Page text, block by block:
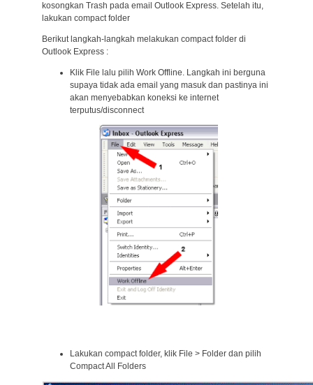
kosongkan Trash pada email Outlook Express. Setelah itu,
lakukan compact folder
Berikut langkah-langkah melakukan compact folder di
Outlook Express :
Klik File lalu pilih Work Offline. Langkah ini berguna
supaya tidak ada email yang masuk dan pastinya ini
akan menyebabkan koneksi ke internet
terputus/disconnect
Lakukan compact folder, klik File > Folder dan pilih
Compact All Folders